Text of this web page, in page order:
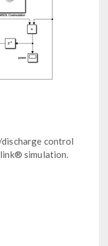
control
simulation.